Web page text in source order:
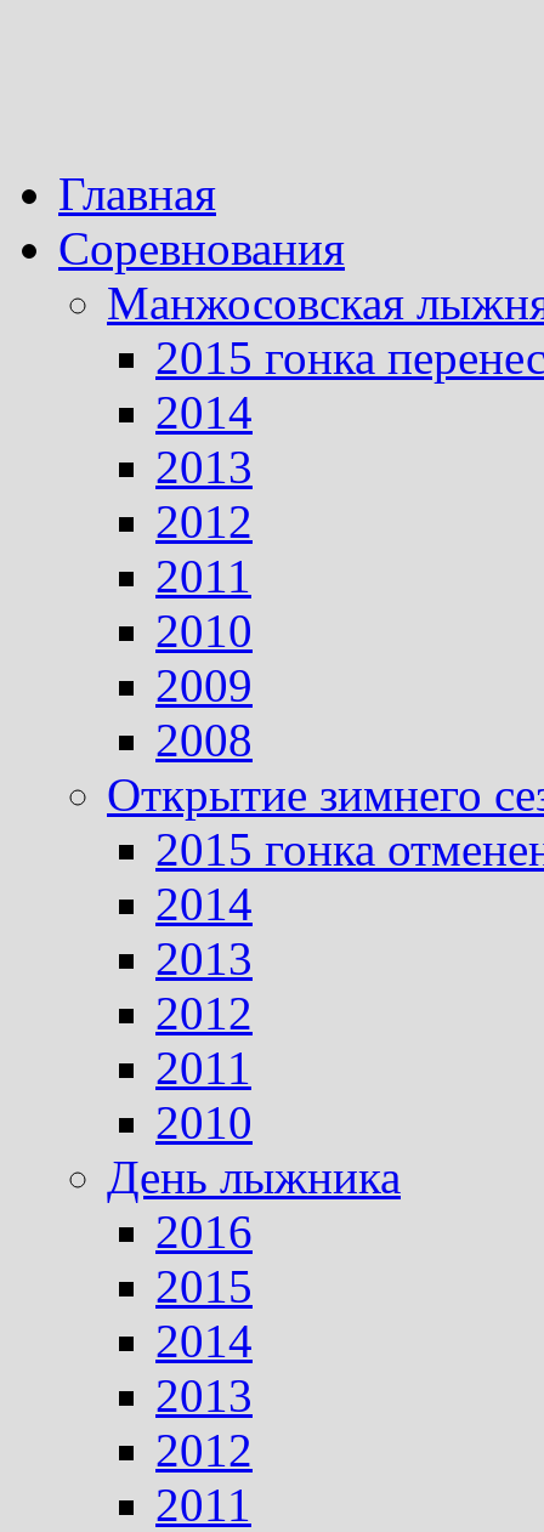
Главная
Соревнования
Манжосовская
2015 гонка
2014
2013
2012
2011
2010
2009
2008
Открытие зимнего
2015 гонка
2014
2013
2012
2011
2010
День лыжника
2016
2015
2014
2013
2012
2011